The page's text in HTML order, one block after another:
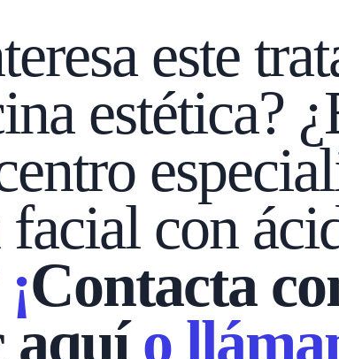
este
estética?
con
¡Contacta
aquío